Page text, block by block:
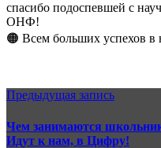
спасибо подоспевшей с
ОНФ!
🟠 Всем больших успехов в
Предыдущая запись
Чем занимаются
Идут к нам, в Цифру!